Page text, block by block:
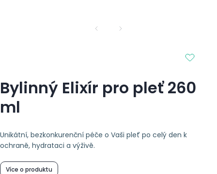
Bylinný Elixír pro pleť 260
ml
Unikátní, bezkonkurenční péče o Vaši pleť po celý den k
ochraně, hydrataci a výživě.
Více o produktu